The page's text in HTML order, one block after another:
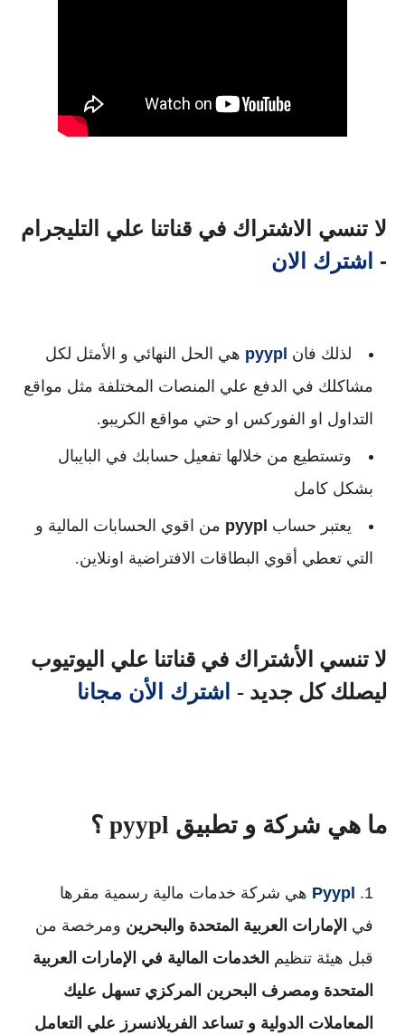
لا تنسي الاشتراك في قناتنا علي التليجرام
- اشترك الان
لذلك فان pyypl هي الحل النهائي و الأمثل لكل
مشاكلك في الدفع علي المنصات المختلفة مثل مواقع
التداول او الفوركس او حتي مواقع الكريبو.
وتستطيع من خلالها تفعيل حسابك في البايبال
بشكل كامل
يعتبر حساب pyypl من اقوي الحسابات المالية و
التي تعطي أقوي البطاقات الافتراضية اونلاين.
لا تنسي الأشتراك في قناتنا علي اليوتيوب
ليصلك كل جديد - اشترك الأن مجانا
ما هي شركة و تطبيق pyypl ؟
Pyypl هي شركة خدمات مالية رسمية مقرها
في الإمارات العربية المتحدة والبحرين ومرخصة من
قبل هيئة تنظيم الخدمات المالية في الإمارات العربية
المتحدة ومصرف البحرين المركزي تسهل عليك
المعاملات الدولية و تساعد الفريلانسرز علي التعامل